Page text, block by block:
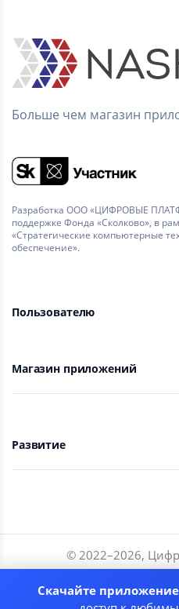
Больше чем магазин
Разработка ООО «ЦИФРОВЫЕ
поддержке Фонда «Сколково», в
«Стратегические компьютерные
обеспечение».
Пользователю
Магазин приложений
Развитие
© 2022–2026,
Разработчики
Соглашение
Скачайте